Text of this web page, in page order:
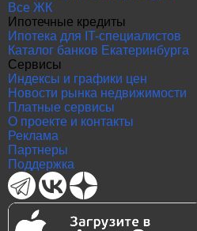
Все ЖК
Ипотечные кредиты
Ипотека для IT-специалистов
Каталог банков Екатеринбурга
Сервисы
Индексы и графики цен
Новости рынка недвижимости
Платные сервисы
О проекте и контакты
Реклама
Партнеры
Поддержка